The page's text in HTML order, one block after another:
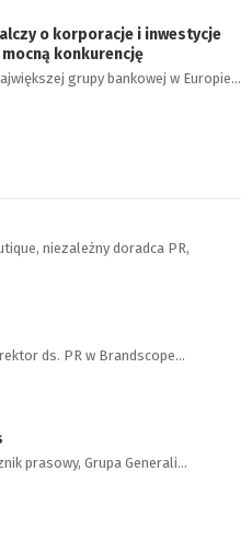
o korporacje i inwestycje
konkurencję
grupy bankowej w Europie…
niezależny doradca PR,
ds. PR w Brandscope…
prasowy, Grupa Generali…